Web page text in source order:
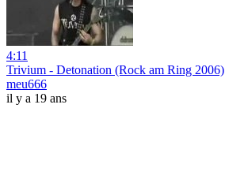
4:11
Trivium - Detonation (Rock am Ring 2006)
meu666
il y a 19 ans